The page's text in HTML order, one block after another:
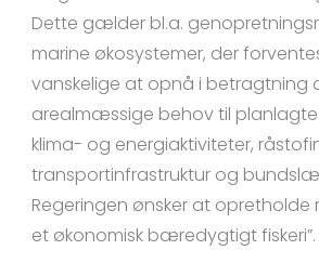
Dette gælder bl.a.
marine økosystemer, der
vanskelige at opnå i betragtning
arealmæssige behov til
klima- og energiaktiviteter,
transportinfrastruktur og
Regeringen ønsker at opretholde
et økonomisk bæredygtigt fiskeri”.